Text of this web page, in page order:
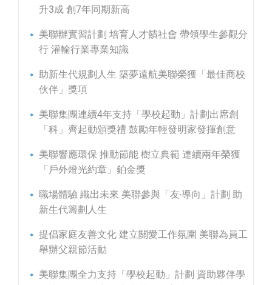
升3成 創7年同期新高
美聯辦實習計劃 培育人才饋社會 帶領學生參觀分
行 灌輸行業專業知識
助新生代規劃人生 築夢遠航美聯榮獲「最佳商校
伙伴」獎項
美聯集團連續4年支持「學校起動」計劃出席創
「科」齊起動頒獎禮 鼓勵年輕發明家發揮創意
美聯響應環保 推動節能 樹立典範 連續兩年榮獲
「戶外燈光約章」鉑金獎
職場體驗 織出未來 美聯參與「友‧導向」計劃 助
新生代籌劃人生
提倡家庭友善文化 建立關愛工作氛圍 美聯為員工
舉辦父親節活動
美聯集團全力支持「學校起動」計劃 資助夥伴學